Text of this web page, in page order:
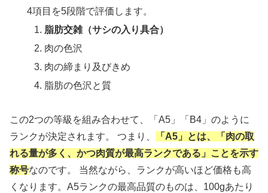
4項目を5段階で評価します。
脂肪交雑（サシの入り具合）
肉の色沢
肉の締まり及びきめ
脂肪の色沢と質
この2つの等級を組み合わせて、「A5」「B4」のように
ランクが決定されます。 つまり、
「A5」とは、「肉の取
れる量が多く、かつ肉質が最高ランクである」ことを示す
称号なのです。 当然ながら、ランクが高いほど価格も高
くなります。A5ランクの最高品質のものは、100gあたり